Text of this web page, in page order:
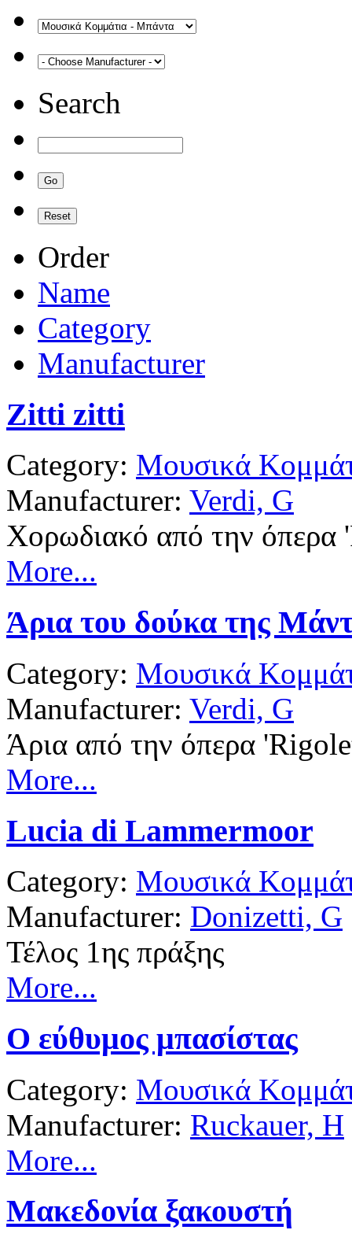
Search
Order
Name
Category
Manufacturer
Zitti zitti
Category: Μουσικά
Manufacturer: Verdi, G
Χορωδιακό από την όπερα
More...
Άρια του δούκα της
Category: Μουσικά
Manufacturer: Verdi, G
Άρια από την όπερα
More...
Lucia di Lammermoor
Category: Μουσικά
Manufacturer: Donizetti, G
Τέλος 1ης πράξης
More...
Ο εύθυμος μπασίστας
Category: Μουσικά
Manufacturer: Ruckauer, H
More...
Μακεδονία ξακουστή